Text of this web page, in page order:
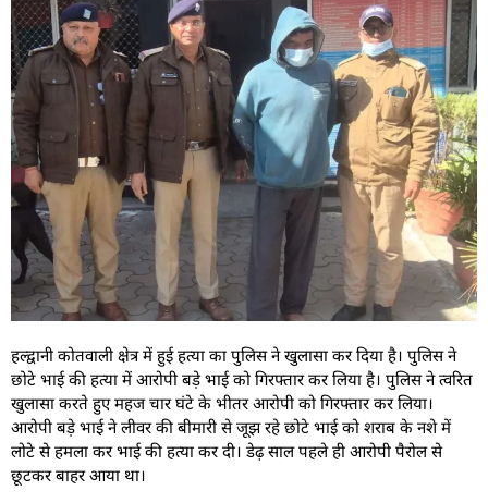
हल्द्वानी कोतवाली क्षेत्र में हुई हत्या का पुलिस ने खुलासा कर दिया है। पुलिस ने
छोटे भाई की हत्या में आरोपी बड़े भाई को गिरफ्तार कर लिया है। पुलिस ने त्वरित
खुलासा करते हुए महज चार घंटे के भीतर आरोपी को गिरफ्तार कर लिया।
आरोपी बड़े भाई ने लीवर की बीमारी से जूझ रहे छोटे भाई को शराब के नशे में
लोटे से हमला कर भाई की हत्या कर दी। डेढ़ साल पहले ही आरोपी पैरोल से
छूटकर बाहर आया था।